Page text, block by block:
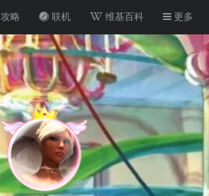
攻略 联机 维基百科 更多